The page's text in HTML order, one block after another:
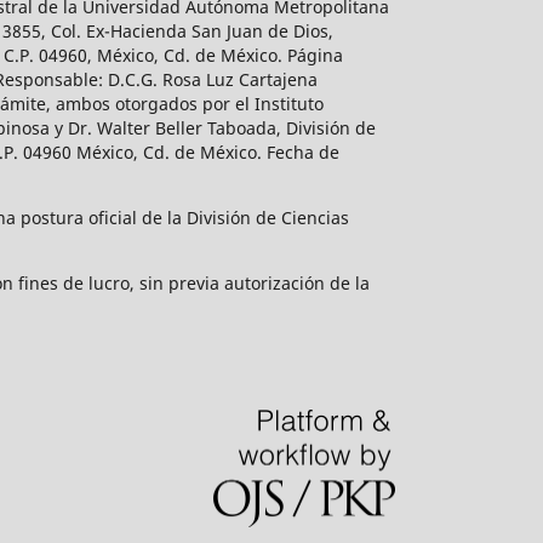
de la Universidad Autónoma Metropolitana
Col. Ex-Hacienda San Juan de Dios,
04960, México, Cd. de México. Página
D.C.G. Rosa Luz Cartajena
ambos otorgados por el Instituto
y Dr. Walter Beller Taboada, División de
04960 México, Cd. de México. Fecha de
postura oficial de la División de Ciencias
fines de lucro, sin previa autorización de la